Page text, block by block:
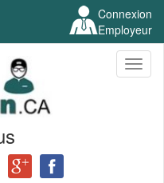
Connexion
Employeur